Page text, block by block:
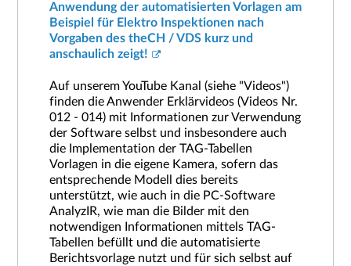
Anwendung der automatisierten Vorlagen am
Beispiel für Elektro Inspektionen nach
Vorgaben des theCH / VDS kurz und
anschaulich zeigt!
Auf unserem YouTube Kanal (siehe "Videos")
finden die Anwender Erklärvideos (Videos Nr.
012 - 014) mit Informationen zur Verwendung
der Software selbst und insbesondere auch
die Implementation der TAG-Tabellen
Vorlagen in die eigene Kamera, sofern das
entsprechende Modell dies bereits
unterstützt, wie auch in die PC-Software
AnalyzIR, wie man die Bilder mit den
notwendigen Informationen mittels TAG-
Tabellen befüllt und die automatisierte
Berichtsvorlage nutzt und für sich selbst auf